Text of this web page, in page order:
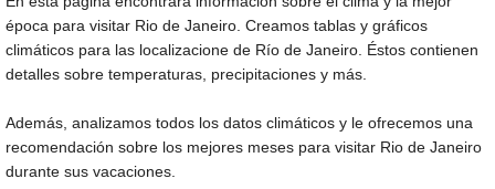
época para visitar Rio de Janeiro. Creamos tablas y gráficos
climáticos para las localizacione de Río de Janeiro. Éstos contienen
detalles sobre temperaturas, precipitaciones y más.
Además, analizamos todos los datos climáticos y le ofrecemos una
recomendación sobre los mejores meses para visitar Rio de Janeiro
durante sus vacaciones.